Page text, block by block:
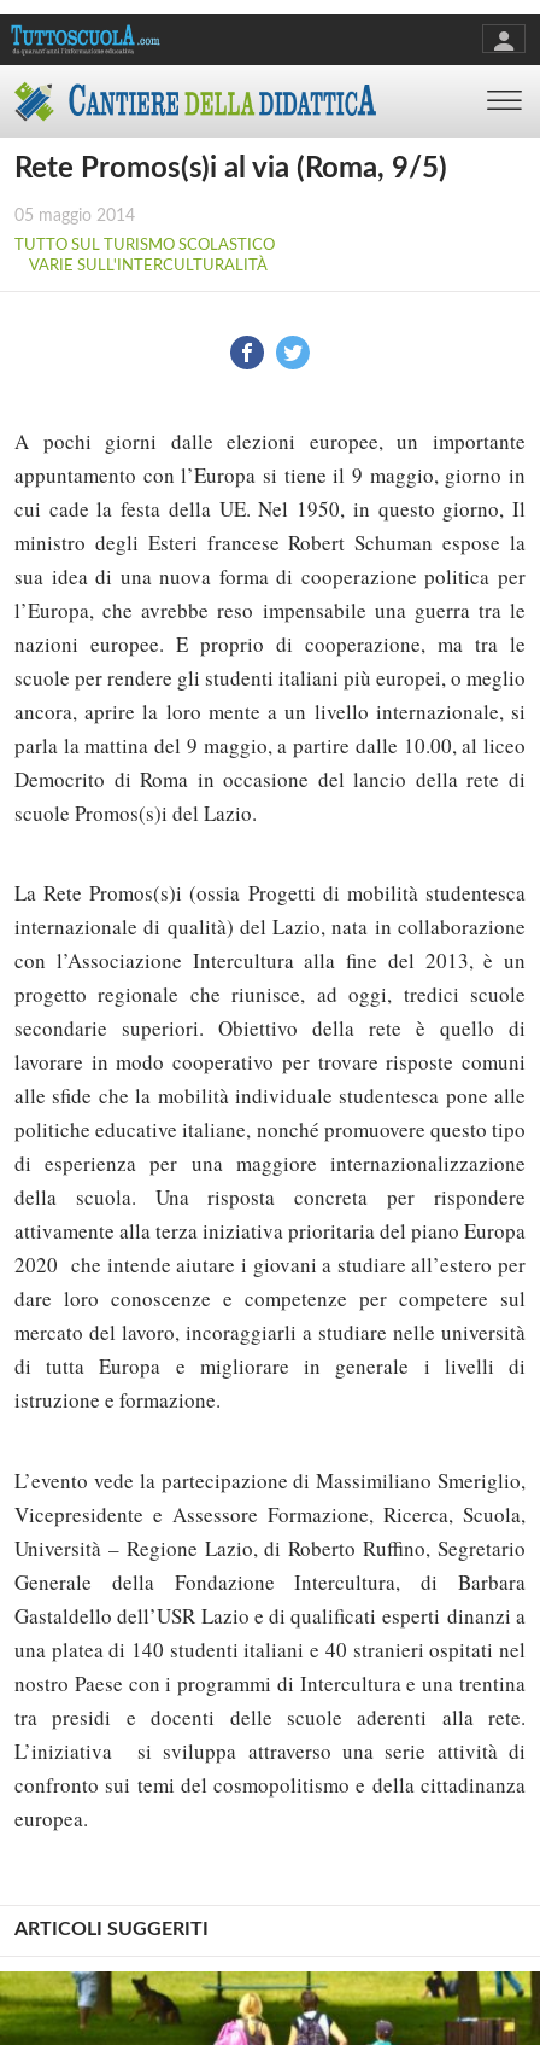
Rete Promos(s)i al via (Roma, 9/5)
05 maggio 2014
TUTTO SUL TURISMO SCOLASTICO
VARIE SULL'INTERCULTURALITÀ
A pochi giorni dalle elezioni europee, un importante
appuntamento con l’Europa si tiene il 9 maggio, giorno in
cui cade la festa della UE. Nel 1950, in questo giorno, Il
ministro degli Esteri francese Robert Schuman espose la
sua idea di una nuova forma di cooperazione politica per
l’Europa, che avrebbe reso impensabile una guerra tra le
nazioni europee. E proprio di cooperazione, ma tra le
scuole per rendere gli studenti italiani più europei, o meglio
ancora, aprire la loro mente a un livello internazionale, si
parla la mattina del 9 maggio, a partire dalle 10.00, al liceo
Democrito di Roma in occasione del lancio della rete di
scuole Promos(s)i del Lazio.
La Rete Promos(s)i (ossia Progetti di mobilità studentesca
internazionale di qualità) del Lazio, nata in collaborazione
con l’Associazione Intercultura alla fine del 2013, è un
progetto regionale che riunisce, ad oggi, tredici scuole
secondarie superiori. Obiettivo della rete è quello di
lavorare in modo cooperativo per trovare risposte comuni
alle sfide che la mobilità individuale studentesca pone alle
politiche educative italiane, nonché promuovere questo tipo
di esperienza per una maggiore internazionalizzazione
della scuola. Una risposta concreta per rispondere
attivamente alla terza iniziativa prioritaria del piano Europa
2020 che intende aiutare i giovani a studiare all’estero per
dare loro conoscenze e competenze per competere sul
mercato del lavoro, incoraggiarli a studiare nelle università
di tutta Europa e migliorare in generale i livelli di
istruzione e formazione.
L’evento vede la partecipazione di Massimiliano Smeriglio,
Vicepresidente e Assessore Formazione, Ricerca, Scuola,
Università – Regione Lazio, di Roberto Ruffino, Segretario
Generale della Fondazione Intercultura, di Barbara
Gastaldello dell’USR Lazio e di qualificati esperti dinanzi a
una platea di 140 studenti italiani e 40 stranieri ospitati nel
nostro Paese con i programmi di Intercultura e una trentina
tra presidi e docenti delle scuole aderenti alla rete.
L’iniziativa si sviluppa attraverso una serie attività di
confronto sui temi del cosmopolitismo e della cittadinanza
europea.
ARTICOLI SUGGERITI